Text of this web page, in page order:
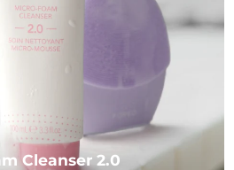
Cleanser 2.0